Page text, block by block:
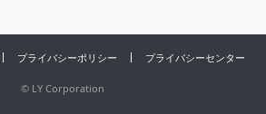
プライバシーポリシー プライバシーセンター
© LY Corporation